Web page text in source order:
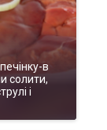
в
солити,
і